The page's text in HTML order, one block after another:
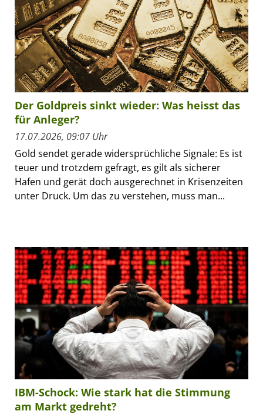
Der Goldpreis sinkt wieder: Was heisst das
für Anleger?
17.07.2026, 09:07 Uhr
Gold sendet gerade widersprüchliche Signale: Es ist
teuer und trotzdem gefragt, es gilt als sicherer
Hafen und gerät doch ausgerechnet in Krisenzeiten
unter Druck. Um das zu verstehen, muss man...
IBM-Schock: Wie stark hat die Stimmung
am Markt gedreht?